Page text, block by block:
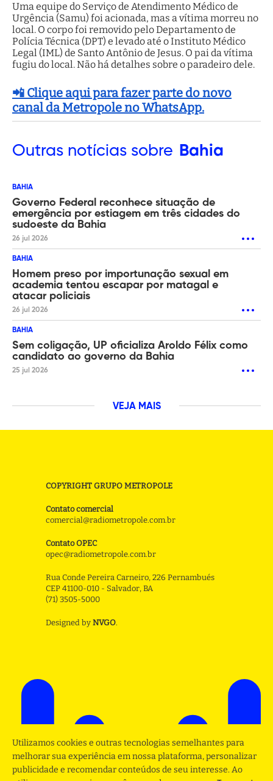
Uma equipe do Serviço de Atendimento Médico de
Urgência (Samu) foi acionada, mas a vítima morreu no
local. O corpo foi removido pelo Departamento de
Polícia Técnica (DPT) e levado até o Instituto Médico
Legal (IML) de Santo Antônio de Jesus. O pai da vítima
fugiu do local. Não há detalhes sobre o paradeiro dele.
📲 Clique aqui para fazer parte do novo
canal da Metropole no WhatsApp.
Outras notícias sobre Bahia
BAHIA
Governo Federal reconhece situação de
emergência por estiagem em três cidades do
sudoeste da Bahia
26 jul 2026
BAHIA
Homem preso por importunação sexual em
academia tentou escapar por matagal e
atacar policiais
26 jul 2026
BAHIA
Sem coligação, UP oficializa Aroldo Félix como
candidato ao governo da Bahia
25 jul 2026
VEJA MAIS
COPYRIGHT GRUPO METROPOLE
Contato comercial
comercial@radiometropole.com.br
Contato OPEC
opec@radiometropole.com.br
Rua Conde Pereira Carneiro, 226 Pernambués
CEP 41100-010 - Salvador, BA
(71) 3505-5000
Designed by NVGO.
Utilizamos cookies e outras tecnologias semelhantes para
melhorar sua experiência em nossa plataforma, personalizar
publicidade e recomendar conteúdos de seu interesse. Ao